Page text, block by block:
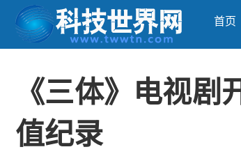
首页
《三体》电视
值纪录